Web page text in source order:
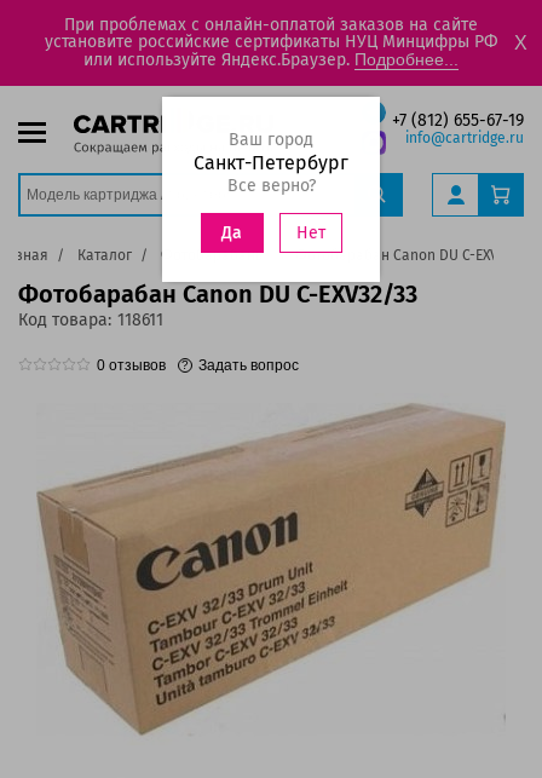
При проблемах с онлайн-оплатой заказов на сайте
установите российские сертификаты НУЦ Минцифры РФ
или используйте Яндекс.Браузер. Подробнее...
X
+7 (812) 655-67-19
info@cartridge.ru
Ваш город
Санкт-Петербург
Все верно?
Да Нет
Каталог Фотобарабаны Фотобарабан Canon DU C-EXV32/33
Фотобарабан Canon DU C-EXV32/33
Код товара: 118611
0 отзывов Задать вопрос